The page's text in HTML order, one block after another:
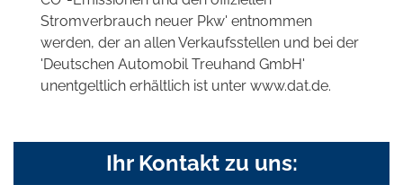
Stromverbrauch neuer Pkw' entnommen
werden, der an allen Verkaufsstellen und bei der
'Deutschen Automobil Treuhand GmbH'
unentgeltlich erhältlich ist unter www.dat.de.
Ihr Kontakt zu uns: